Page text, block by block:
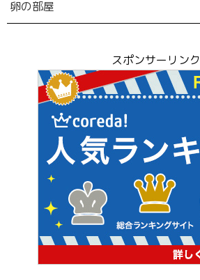
卵の部屋
スポンサーリンク